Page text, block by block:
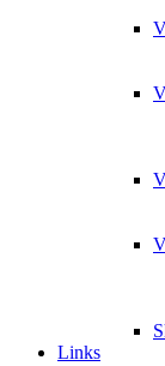
Links